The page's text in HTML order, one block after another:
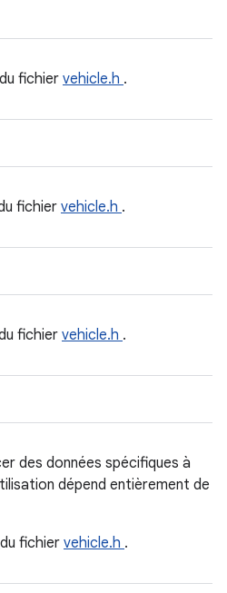
du fichier vehicle.h .
fichiervehicle.h .
fichiervehicle.h .
des données spécifiques à
dépend entièrement de
du fichier vehicle.h .